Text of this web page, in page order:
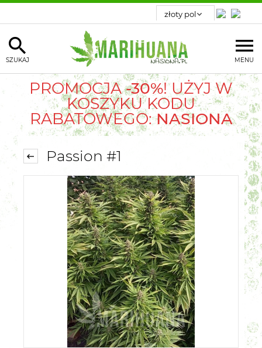
MENU
SZUKAJ
PROMOCJA-30%! UŻYJ W
KOSZYKU KODU
RABATOWEGO:NASIONA
Passion #1